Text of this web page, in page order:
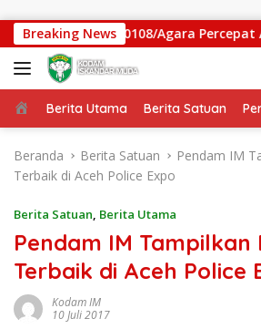
Breaking News
Kodim 0108/Agara Percepat
Beranda
Berita Utama Berita Satuan
Beranda Berita Satuan
Pendam IM
Terbaik di Aceh Police Expo
Berita Satuan, Berita Utama
Pendam IM
Terbaik di Aceh Police
Kodam IM
10 Juli 2017